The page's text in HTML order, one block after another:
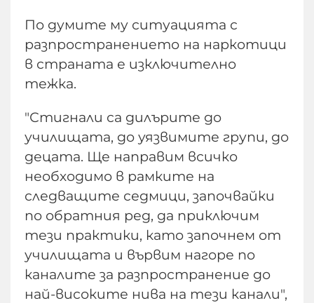
По думите му ситуацията с
разпространението на наркотици
в страната е изключително
тежка.
"Стигнали са дилърите до
училищата, до уязвимите групи, до
децата. Ще направим всичко
необходимо в рамките на
следващите седмици, започвайки
по обратния ред, да приключим
тези практики, като започнем от
училищата и вървим нагоре по
каналите за разпространение до
най-високите нива на тези канали",